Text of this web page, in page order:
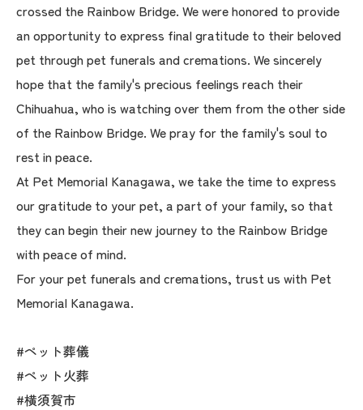
crossed the Rainbow Bridge. We were honored to provide
an opportunity to express final gratitude to their beloved
pet through pet funerals and cremations. We sincerely
hope that the family's precious feelings reach their
Chihuahua, who is watching over them from the other side
of the Rainbow Bridge. We pray for the family's soul to
rest in peace.
At Pet Memorial Kanagawa, we take the time to express
our gratitude to your pet, a part of your family, so that
they can begin their new journey to the Rainbow Bridge
with peace of mind.
For your pet funerals and cremations, trust us with Pet
Memorial Kanagawa.
#ペット葬儀
#ペット火葬
#横須賀市